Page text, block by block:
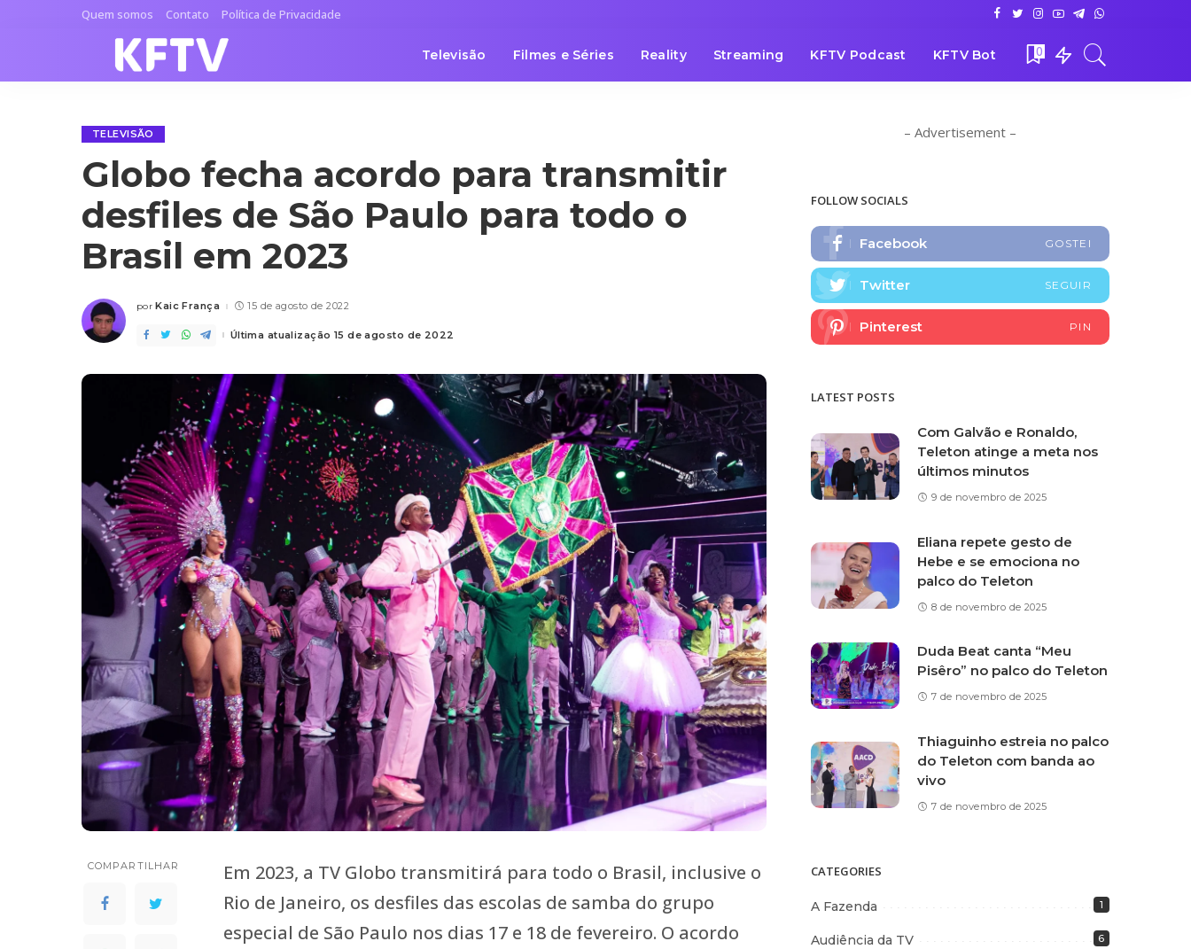
Quem somos Contato Política de Privacidade
Televisão Filmes e Séries Reality Streaming KFTV Podcast KFTV Bot 0
TELEVISÃO
Globo fecha acordo para transmitir
desfiles de São Paulo para todo o
Brasil em 2023
Posted
por Kaic França 15 de agosto de 2022
Última atualização 15 de agosto de 2022
COMPARTILHAR
Em 2023, a TV Globo transmitirá para todo o Brasil, inclusive o
Rio de Janeiro, os desfiles das escolas de samba do grupo
especial de São Paulo nos dias 17 e 18 de fevereiro. O acordo
– Advertisement –
FOLLOW SOCIALS
Facebook GOSTEI
Twitter SEGUIR
Pinterest PIN
LATEST POSTS
Com Galvão e Ronaldo,
Teleton atinge a meta nos
últimos minutos
9 de novembro de 2025
Eliana repete gesto de
Hebe e se emociona no
palco do Teleton
8 de novembro de 2025
Duda Beat canta “Meu
Pisêro” no palco do Teleton
7 de novembro de 2025
Thiaguinho estreia no palco
do Teleton com banda ao
vivo
7 de novembro de 2025
CATEGORIES
A Fazenda 1
Audiência da TV 6